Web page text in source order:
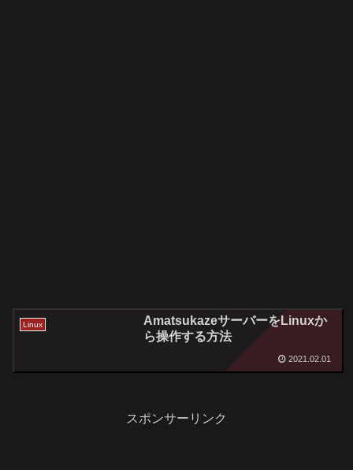
Linux
AmatsukazeサーバーをLinuxか
ら操作する方法
2021.02.01
スポンサーリンク